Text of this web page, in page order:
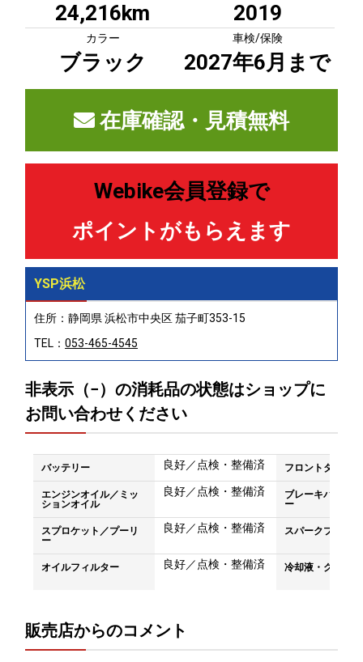
24,216km 2019
カラー 車検/保険
ブラック 2027年6月まで
在庫確認・見積無料
Webike会員登録で
ポイントがもらえます
YSP浜松
住所：静岡県 浜松市中央区 茄子町353-15
TEL： 053-465-4545
非表示（−）の消耗品の状態はショップに
お問い合わせください
バッテリー 良好／点検・整備済 フロントタイヤ
エンジンオイル／ミッ
ションオイル
良好／点検・整備済
ブレーキパッド
ー
スプロケット／プーリ
ー
良好／点検・整備済 スパークプラグ
オイルフィルター 良好／点検・整備済 冷却液・クーラ
販売店からのコメント